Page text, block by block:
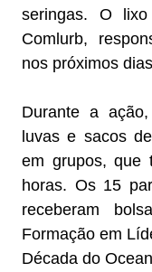
seringas. O
Comlurb,
nos próximos
Durante a
luvas e sacos
em grupos, que
horas. Os 15
receberam
Formação em
Década do